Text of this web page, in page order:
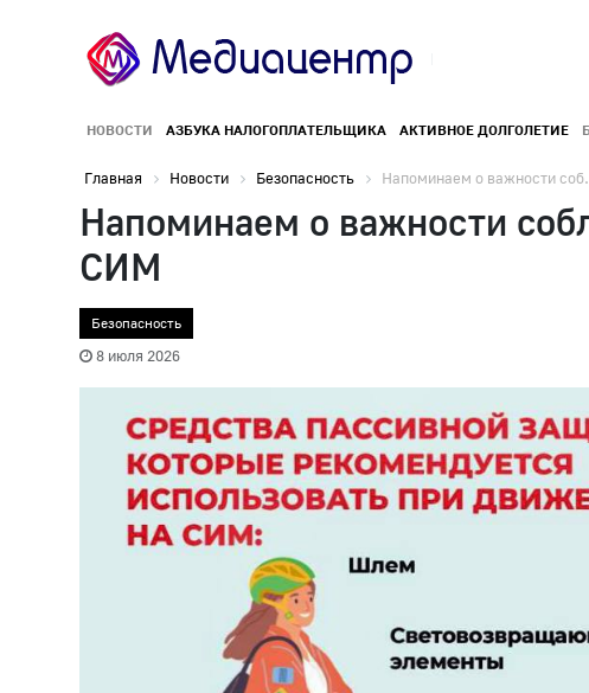
НОВОСТИ АЗБУКА НАЛОГОПЛАТЕЛЬЩИКА АКТИВНОЕ ДОЛГОЛЕТИЕ
Главная Новости Безопасность Напоминаем о важности
Напоминаем о важности
СИМ
Безопасность
8 июля 2026